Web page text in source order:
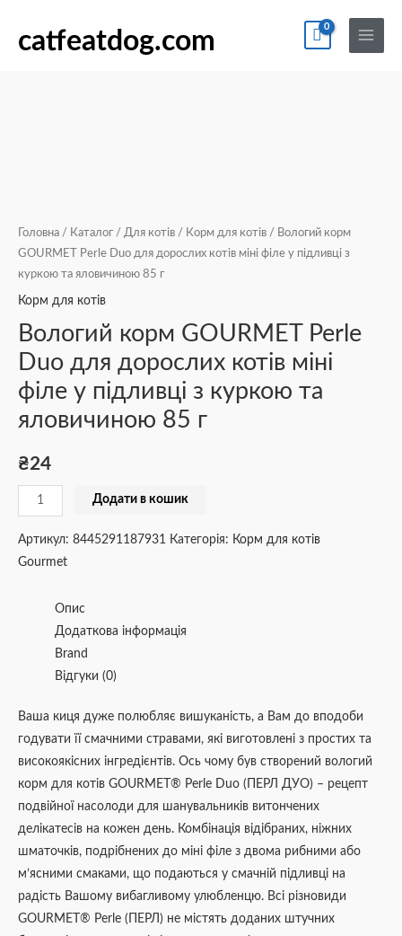
catfeatdog.com
Main
Menu
Головна / Каталог / Для котів / Корм для котів / Вологий корм
GOURMET Perle Duo для дорослих котів міні філе у підливці з
куркою та яловичиною 85 г
Корм для котів
Вологий корм GOURMET Perle
Duo для дорослих котів міні
філе у підливці з куркою та
яловичиною 85 г
₴24
Вологий
корм
філе
у
підливці
з
та
яловичиною
85
Додати в кошик
Артикул: 8445291187931 Категорія: Корм для котів
Gourmet
Опис
Додаткова інформація
Brand
Відгуки (0)
Ваша киця дуже полюбляє вишуканість, а Вам до вподоби
годувати її смачними стравами, які виготовлені з простих та
високоякісних інгредієнтів. Ось чому був створений вологий
корм для котів GOURMET® Perle Duo (ПЕРЛ ДУО) – рецепт
подвійної насолоди для шанувальників витончених
делікатесів на кожен день. Комбінація відібраних, ніжних
шматочків, подрібнених до міні філе з двома рибними або
м’ясними смаками, що подаються у смачній підливці на
радість Вашому вибагливому улюбленцю. Всі різновиди
GOURMET® Perle (ПЕРЛ) не містять доданих штучних